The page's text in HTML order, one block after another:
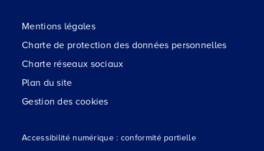
Mentions légales
Charte de protection des données personnelles
Charte réseaux sociaux
Plan du site
Gestion des cookies
Accessibilité numérique : conformité partielle